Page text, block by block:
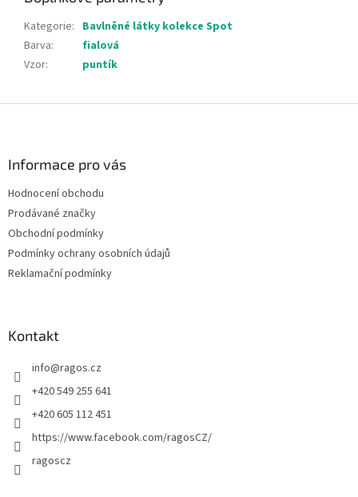
Kategorie: Bavlněné látky kolekce Spot
Barva:
fialová
Vzor: puntík
Informace pro vás
Hodnocení obchodu
Prodávané značky
Obchodní podmínky
Podmínky ochrany osobních údajů
Reklamační podmínky
Kontakt
info@ragos.cz
+420 549 255 641
+420 605 112 451
https://www.facebook.com/ragosCZ/
ragoscz